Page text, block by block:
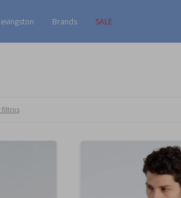
Brands SALE
filtros